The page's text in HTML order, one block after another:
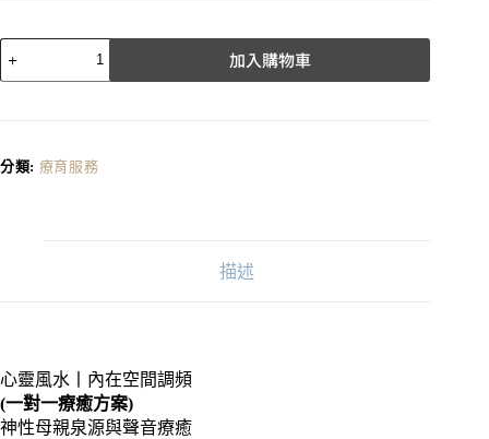
加入購物車
分類: 療育服務
描述
心靈風水丨內在空間調頻
(一對一療癒方案)
神性母親泉源與聲音療癒